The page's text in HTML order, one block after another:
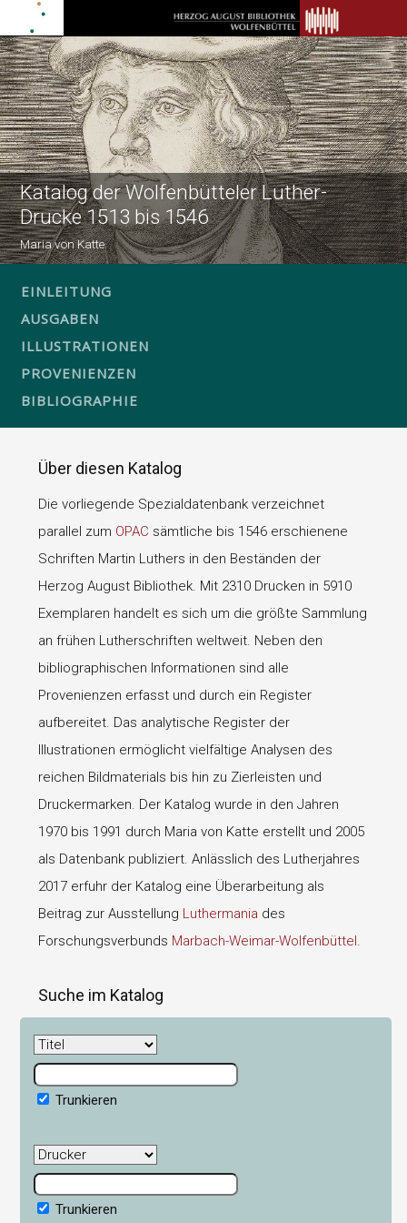
Katalog der Wolfenbütteler Luther-
Drucke 1513 bis 1546
Maria von Katte
EINLEITUNG
AUSGABEN
ILLUSTRATIONEN
PROVENIENZEN
BIBLIOGRAPHIE
Über diesen Katalog
Die vorliegende Spezialdatenbank verzeichnet
parallel zum OPAC sämtliche bis 1546 erschienene
Schriften Martin Luthers in den Beständen der
Herzog August Bibliothek. Mit 2310 Drucken in 5910
Exemplaren handelt es sich um die größte Sammlung
an frühen Lutherschriften weltweit. Neben den
bibliographischen Informationen sind alle
Provenienzen erfasst und durch ein Register
aufbereitet. Das analytische Register der
Illustrationen ermöglicht vielfältige Analysen des
reichen Bildmaterials bis hin zu Zierleisten und
Druckermarken. Der Katalog wurde in den Jahren
1970 bis 1991 durch Maria von Katte erstellt und 2005
als Datenbank publiziert. Anlässlich des Lutherjahres
2017 erfuhr der Katalog eine Überarbeitung als
Beitrag zur Ausstellung Luthermania des
Forschungsverbunds Marbach-Weimar-Wolfenbüttel.
Suche im Katalog
Trunkieren
Trunkieren